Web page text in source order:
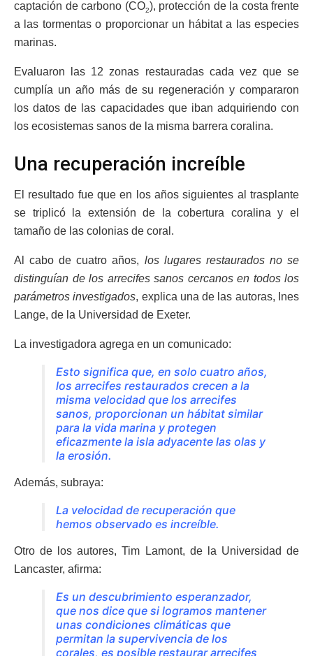
captación de carbono (CO2), protección de la costa frente
a las tormentas o proporcionar un hábitat a las especies
marinas.
Evaluaron las 12 zonas restauradas cada vez que se
cumplía un año más de su regeneración y compararon
los datos de las capacidades que iban adquiriendo con
los ecosistemas sanos de la misma barrera coralina.
Una recuperación increíble
El resultado fue que en los años siguientes al trasplante
se triplicó la extensión de la cobertura coralina y el
tamaño de las colonias de coral.
Al cabo de cuatro años, los lugares restaurados no se
distinguían de los arrecifes sanos cercanos en todos los
parámetros investigados, explica una de las autoras, Ines
Lange, de la Universidad de Exeter.
La investigadora agrega en un comunicado:
Esto significa que, en solo cuatro años,
los arrecifes restaurados crecen a la
misma velocidad que los arrecifes
sanos, proporcionan un hábitat similar
para la vida marina y protegen
eficazmente la isla adyacente las olas y
la erosión.
Además, subraya:
La velocidad de recuperación que
hemos observado es increíble.
Otro de los autores, Tim Lamont, de la Universidad de
Lancaster, afirma:
Es un descubrimiento esperanzador,
que nos dice que si logramos mantener
unas condiciones climáticas que
permitan la supervivencia de los
corales, es posible restaurar arrecifes